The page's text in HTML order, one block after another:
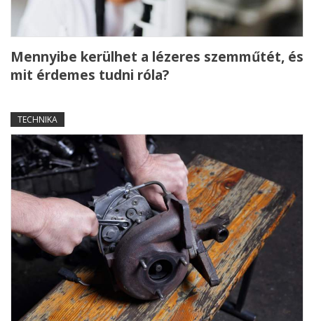
Mennyibe kerülhet a lézeres szemműtét, és
mit érdemes tudni róla?
TECHNIKA